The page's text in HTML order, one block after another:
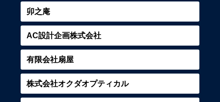
卯之庵
AC設計企画株式会社
有限会社扇屋
株式会社オクダオプティカル